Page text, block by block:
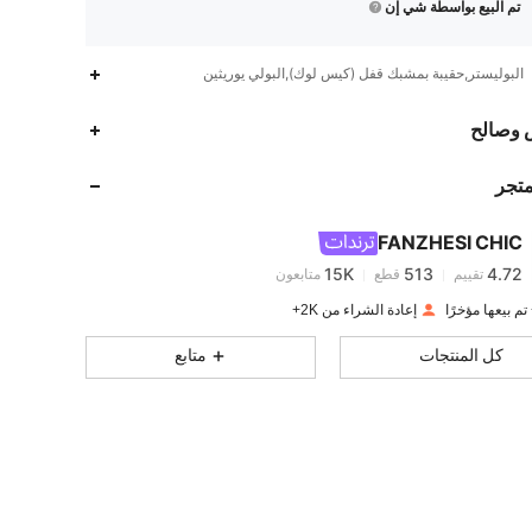
تم البيع بواسطة شي إن
البوليستر,حقيبة بمشبك قفل (كيس لوك),البولي يوريثين
وصالح
FANZHESI CHIC
4.72
4.72
4.72
513 قطع 15K متابعون
u***3 تم دفعمنذ 1 يوم
4.72
513
15K
إعادة الشراء من 2K+
كل المنتجات متابع